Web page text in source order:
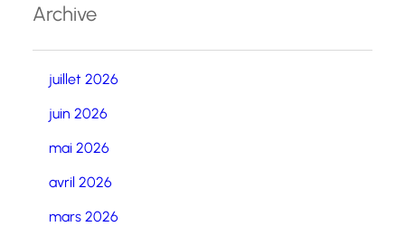
Archive
juillet 2026
juin 2026
mai 2026
avril 2026
mars 2026